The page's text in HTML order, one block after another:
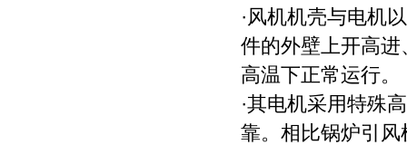
·风机机壳与电机
件的外壁上开高
高温下正常运行。
·其电机采用特殊
靠。相比锅炉引